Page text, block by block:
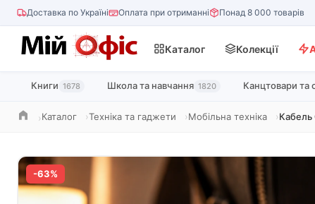
Доставка по Україні Оплата при отриманні Понад 8 000 товарів
Каталог Колекції
Книги 1678 Школа та навчання 1820 Канцтовари та
ГоловнаКаталог Техніка та гаджети Мобільна техніка Кабель
-63%